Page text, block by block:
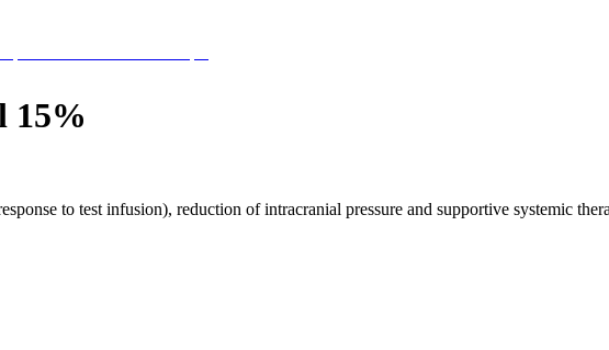
15%
to test infusion), reduction of intracranial pressure and supportive systemic